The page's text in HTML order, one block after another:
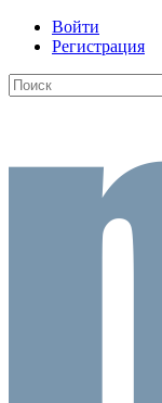
Войти
Регистрация